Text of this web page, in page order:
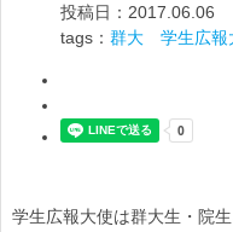
投稿日：2017.06.06
tags： 群大 学生広報
学生広報大使は群大生・院